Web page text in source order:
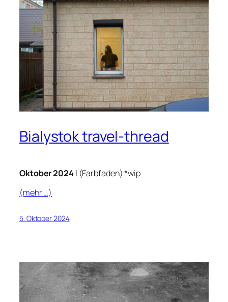
Bialystok travel-thread
Oktober 2024 | (Farbfaden) *wip
(mehr …)
5. Oktober 2024